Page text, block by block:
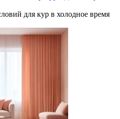
для кур в холодное время